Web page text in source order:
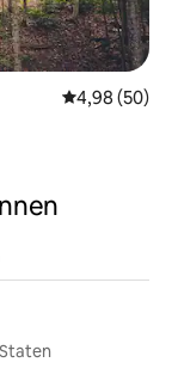
Gemiddelde
4,98 (50)